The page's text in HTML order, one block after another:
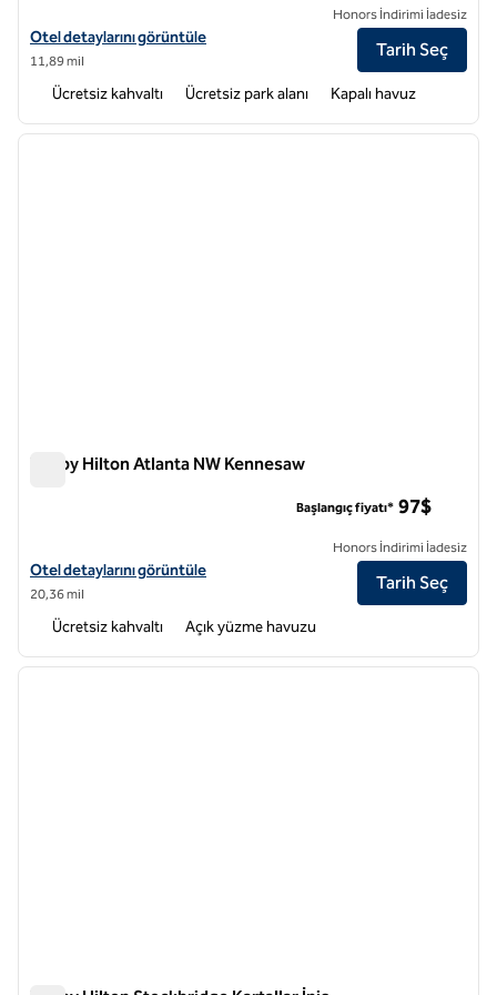
Tru by Hilton Lithia Springs için otel detaylarını görüntüleyin
Otel detaylarını görüntüle
11,89 mil
Honors İndirimi İadesiz
Tarih Seç
Ücretsiz kahvaltı Ücretsiz park alanı Kapalı havuz
1 / 11
Tru by Hilton Atlanta NW Kennesaw
Tru by Hilton Atlanta NW Kennesaw için otel detaylarını görüntüleyin
Otel detaylarını görüntüle
20,36 mil
Başlangıç fiyatı* 97$
Honors İndirimi İadesiz
Tarih Seç
Ücretsiz kahvaltı Açık yüzme havuzu
1 / 12